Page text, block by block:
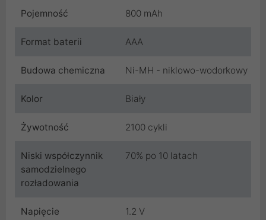
Pojemność 800 mAh
Format baterii AAA
Budowa chemiczna Ni-MH - niklowo-wodorkowy
Kolor Biały
Żywotność 2100 cykli
Niski współczynnik
samodzielnego
rozładowania
70% po 10 latach
Napięcie 1.2 V